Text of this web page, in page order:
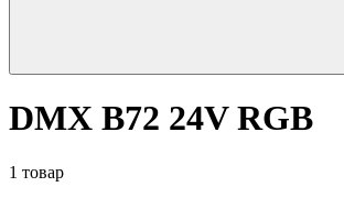
DMX B72 24V RGB
1 товар